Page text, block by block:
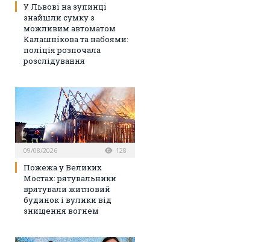
У Львові на зупинці
знайшли сумку з
можливим автоматом
Калашнікова та набоями:
поліція розпочала
розслідування
09/08/2026 128
Пожежа у Великих
Мостах: рятувальники
врятували житловий
будинок і вулики від
знищення вогнем